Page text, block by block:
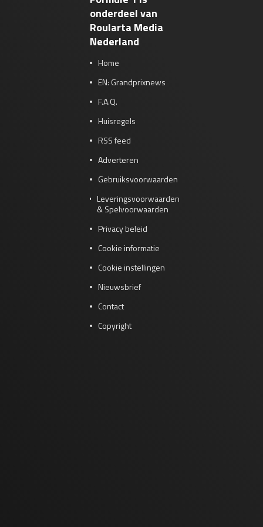
onderdeel van
Roularta Media
Nederland
Home
EN: Grandprixnews
F.A.Q.
Huisregels
RSS feed
Adverteren
Gebruiksvoorwaarden
Leveringsvoorwaarden
& Spelvoorwaarden
Privacy beleid
Cookie informatie
Cookie instellingen
Nieuwsbrief
Contact
Copyright